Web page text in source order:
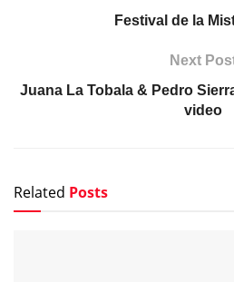
Festival de la
Next
Juana La Tobala & Pedro
video
Related Posts